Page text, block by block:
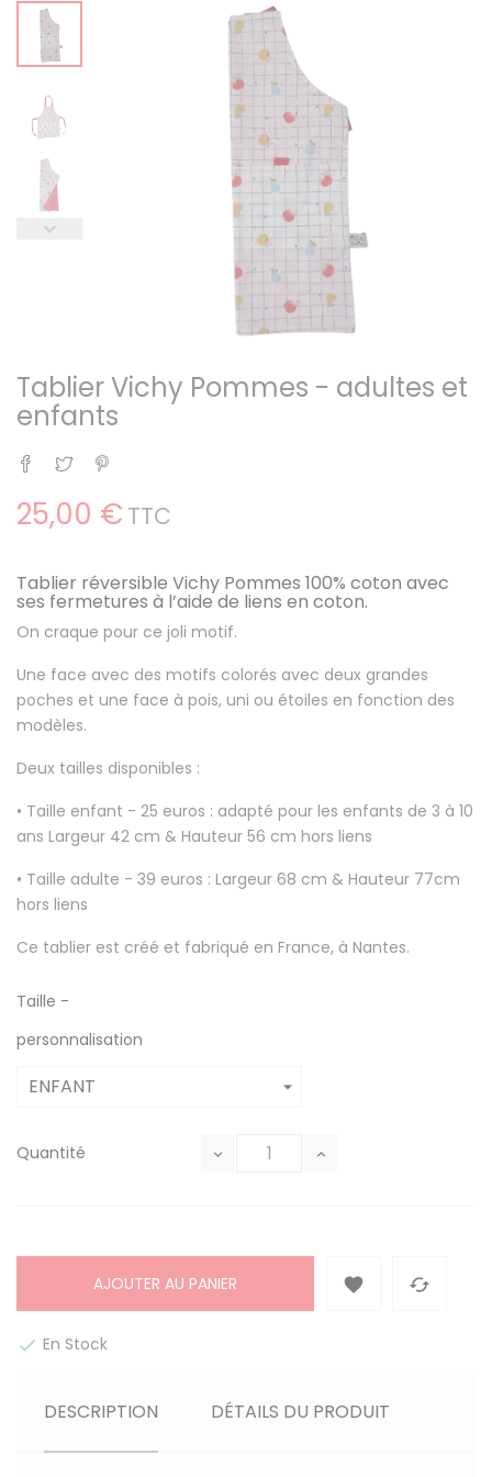
Tablier Vichy Pommes - adultes et
enfants
Partager
Tweet
25,00 € TTC
Tablier réversible Vichy Pommes 100% coton avec
ses fermetures à l’aide de liens en coton.
On craque pour ce joli motif.
Une face avec des motifs colorés avec deux grandes
poches et une face à pois, uni ou étoiles en fonction des
modèles.
Deux tailles disponibles :
• Taille enfant - 25 euros : adapté pour les enfants de 3 à 10
ans Largeur 42 cm & Hauteur 56 cm hors liens
• Taille adulte - 39 euros : Largeur 68 cm & Hauteur 77cm
hors liens
Ce tablier est créé et fabriqué en France, à Nantes.
Taille -
personnalisation
Quantité
AJOUTER AU PANIER  
 En Stock
DESCRIPTION DÉTAILS DU PRODUIT